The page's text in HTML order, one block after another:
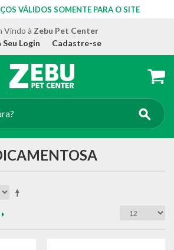
VÁLIDOS SOMENTE PARA O SITE
Vindo à Zebu Pet Center
Seu Login
Cadastre-se